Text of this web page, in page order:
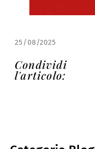
25/08/2025
Condividi
l'articolo: